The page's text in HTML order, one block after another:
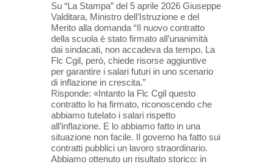
Su “La Stampa” del 5 aprile 2026 Giuseppe
Valditara, Ministro dell’Istruzione e del
Merito alla domanda “Il nuovo contratto
della scuola è stato firmato all’unanimità
dai sindacati, non accadeva da tempo. La
Flc Cgil, però, chiede risorse aggiuntive
per garantire i salari futuri in uno scenario
di inflazione in crescita.”
Risponde: «Intanto la Flc Cgil questo
contratto lo ha firmato, riconoscendo che
abbiamo tutelato i salari rispetto
all’inflazione. E lo abbiamo fatto in una
situazione non facile. Il governo ha fatto sui
contratti pubblici un lavoro straordinario.
Abbiamo ottenuto un risultato storico: in